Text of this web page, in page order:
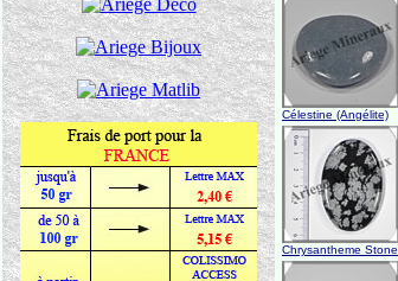
Célestine (Angélite)
Chrysantheme Stone